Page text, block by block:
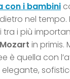
con i bambini
nel tempo.
tra i più
Mozart in primis.
è quella con
elegante,